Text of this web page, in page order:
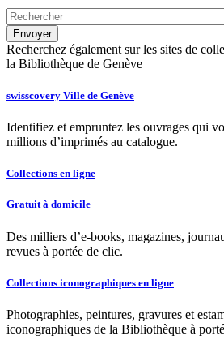
Recherchez également sur les sites de
la Bibliothèque de Genève
swisscovery Ville de Genève
Identifiez et empruntez les ouvrages qui
millions d’imprimés au catalogue.
Collections en ligne
Gratuit à domicile
Des milliers d’e-books, magazines,
revues à portée de clic.
Collections iconographiques en ligne
Photographies, peintures, gravures et
iconographiques de la Bibliothèque à